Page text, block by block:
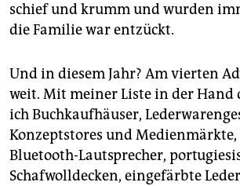
schief und krumm und wurden
die Familie war entzückt.
Und in diesem Jahr? Am vierten
weit. Mit meiner Liste in der Hand
ich Buchkaufhäuser,
Konzeptstores und
Bluetooth-Lautsprecher,
Schafwolldecken, eingefärbte